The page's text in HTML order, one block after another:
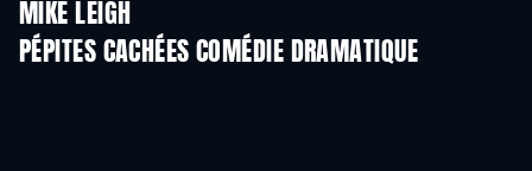
MIKE LEIGH
PÉPITES CACHÉES COMÉDIE DRAMATIQUE